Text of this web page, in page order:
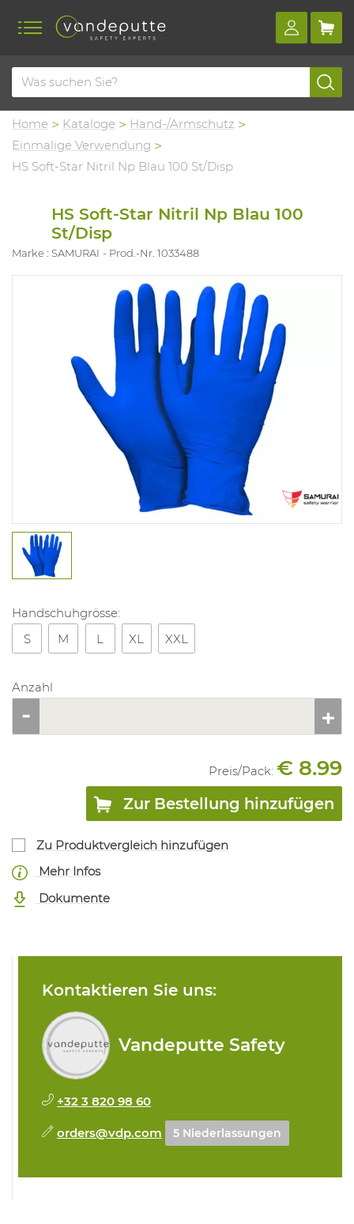
Home Kataloge
Hand-/Armschutz
Einmalige Verwendung
HS Soft-Star Nitril Np Blau 100 St/Disp
HS Soft-Star Nitril Np Blau 100
St/Disp
Marke : SAMURAI Prod.-Nr. 1033488
Handschuhgrösse:
S
M L XL XXL
Anzahl
Preis/Pack: € 8.99
Zur Bestellung hinzufügen
Zu Produktvergleich hinzufügen
Mehr Infos
Dokumente
Kontaktieren Sie uns:
Vandeputte Safety
+32 3 820 98 60
orders@vdp.com 5 Niederlassungen